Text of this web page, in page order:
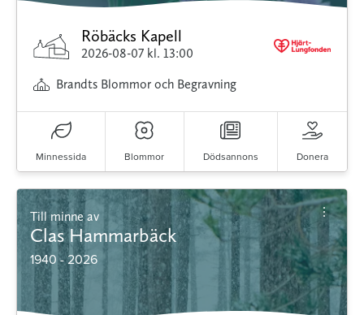
Röbäcks Kapell
2026-08-07 kl. 13:00
Brandts Blommor och Begravning
Minnessida Blommor Dödsannons Donera
Till minne av
Clas Hammarbäck
1940 - 2026